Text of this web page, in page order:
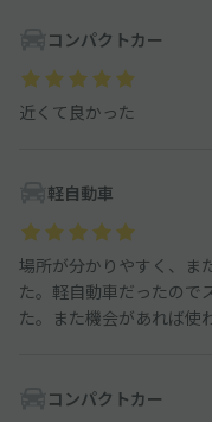
コンパクトカー
近くて良かった
軽自動車
場所が分かりやすく、ま
た。軽自動車だったので
た。また機会があれば使
コンパクトカー